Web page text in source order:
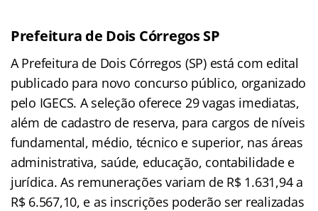
Prefeitura de Dois Córregos SP
A Prefeitura de Dois Córregos (SP) está com edital
publicado para novo concurso público, organizado
pelo IGECS. A seleção oferece 29 vagas imediatas,
além de cadastro de reserva, para cargos de níveis
fundamental, médio, técnico e superior, nas áreas
administrativa, saúde, educação, contabilidade e
jurídica. As remunerações variam de R$ 1.631,94 a
R$ 6.567,10, e as inscrições poderão ser realizadas